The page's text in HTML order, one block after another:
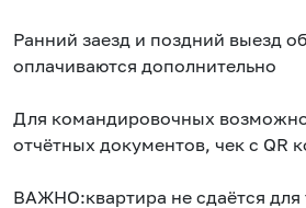
Ранний заезд и поздний выезд
оплачиваются дополнительно
Для командировочных
отчётных документов, чек с QR
ВАЖНО:квартира не сдаётся для